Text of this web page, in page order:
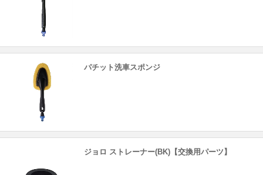
パチット洗車スポンジ
ジョロ ストレーナー(BK)【交換用パーツ】